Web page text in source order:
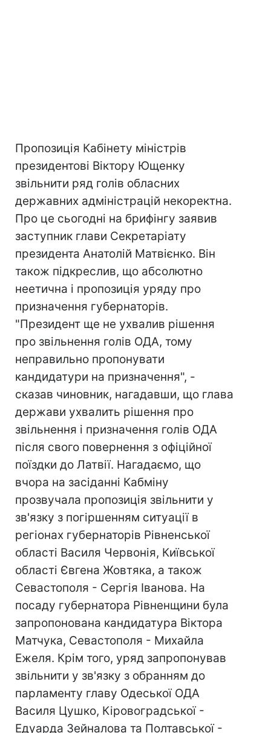
Пропозиція Кабінету міністрів
президентові Віктору Ющенку
звільнити ряд голів обласних
державних адміністрацій некоректна.
Про це сьогодні на брифінгу заявив
заступник глави Секретаріату
президента Анатолій Матвієнко. Він
також підкреслив, що абсолютно
неетична і пропозиція уряду про
призначення губернаторів.
"Президент ще не ухвалив рішення
про звільнення голів ОДА, тому
неправильно пропонувати
кандидатури на призначення", -
сказав чиновник, нагадавши, що глава
держави ухвалить рішення про
звільнення і призначення голів ОДА
після свого повернення з офіційної
поїздки до Латвії. Нагадаємо, що
вчора на засіданні Кабміну
прозвучала пропозиція звільнити у
зв'язку з погіршенням ситуації в
регіонах губернаторів Рівненської
області Василя Червонія, Київської
області Євгена Жовтяка, а також
Севастополя - Сергія Іванова. На
посаду губернатора Рівненщини була
запропонована кандидатура Віктора
Матчука, Севастополя - Михайла
Ежеля. Крім того, уряд запропонував
звільнити у зв'язку з обранням до
парламенту главу Одеської ОДА
Василя Цушко, Кіровоградської -
Едуарда Зейналова та Полтавської -